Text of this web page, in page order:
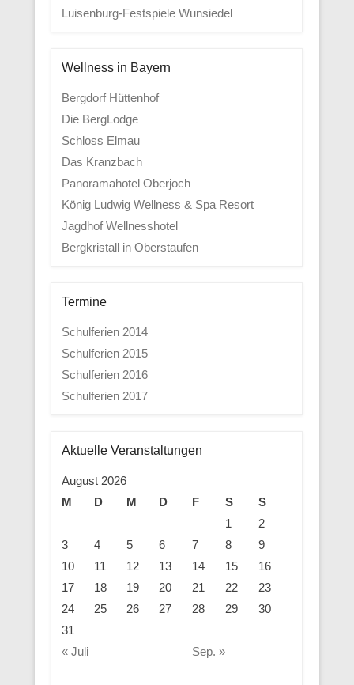
Luisenburg-Festspiele Wunsiedel
Wellness in Bayern
Bergdorf Hüttenhof
Die BergLodge
Schloss Elmau
Das Kranzbach
Panoramahotel Oberjoch
König Ludwig Wellness & Spa Resort
Jagdhof Wellnesshotel
Bergkristall in Oberstaufen
Termine
Schulferien 2014
Schulferien 2015
Schulferien 2016
Schulferien 2017
Aktuelle Veranstaltungen
August 2026
M
D M D F S
S
1
2
3
4 5 6 7 8
9
10
11 12 13 14 15
16
17
18 19 20 21 22
23
24
25 26 27 28 29
30
31
« Juli
Sep. »